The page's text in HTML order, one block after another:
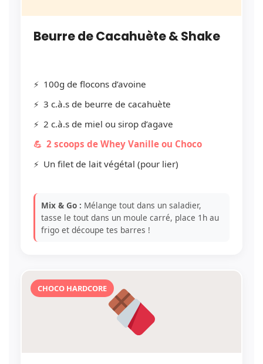
Beurre de Cacahuète & Shake
100g de flocons d’avoine
3 c.à.s de beurre de cacahuète
2 c.à.s de miel ou sirop d’agave
2 scoops de Whey Vanille ou Choco
Un filet de lait végétal (pour lier)
Mix & Go : Mélange tout dans un saladier,
tasse le tout dans un moule carré, place 1h au
frigo et découpe tes barres !
CHOCO HARDCORE